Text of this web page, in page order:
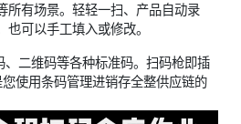
所有场景。轻轻一扫、产品自动录
可以手工填入或修改。
二维码等各种标准码。扫码枪即插
使用条码管理进销存全整供应链的